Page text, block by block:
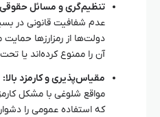
تنظیم‌گری و مسائل
عدم شفافیت قانونی در
دولت‌ها از رمزارزها
آن را ممنوع کرده‌اند یا
مقیاس‌پذیری و کارمزد بالا:
مواقع شلوغی با مشکل
که استفاده عمومی را